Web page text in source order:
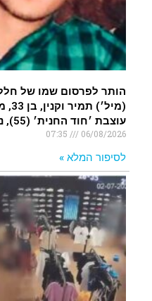
הותר לפרסום שמו של
עוצבת ׳חוד החנית׳ (55), נפל בקרב בדרום לבנון.
06/08/2026
לסיפור המלא »